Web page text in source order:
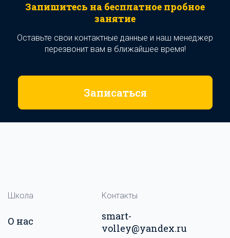
Запишитесь на бесплатное пробное
занятие
Оставьте свои контактные данные и наш менеджер
перезвонит вам в ближайшее время!
Записаться
Школа
О нас
Контакты
smart-
volley@yandex.ru